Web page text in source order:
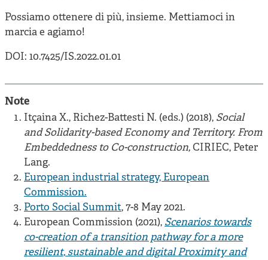
Possiamo ottenere di più, insieme. Mettiamoci in
marcia e agiamo!
DOI: 10.7425/IS.2022.01.01
Note
Itçaina X., Richez-Battesti N. (eds.) (2018), Social
and Solidarity-based Economy and Territory. From
Embeddedness to Co-construction,CIRIEC, Peter
Lang.
European industrial strategy, European
Commission.
Porto Social Summit, 7-8 May 2021.
European Commission (2021), Scenarios towards
co-creation of a transition pathway for a more
resilient, sustainable and digital Proximity and